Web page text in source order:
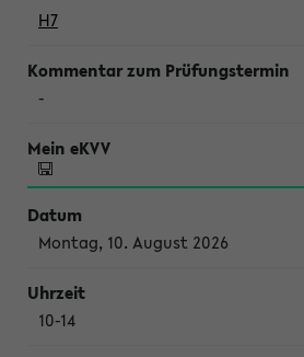
H7
-
Montag, 10. August 2026
10-14